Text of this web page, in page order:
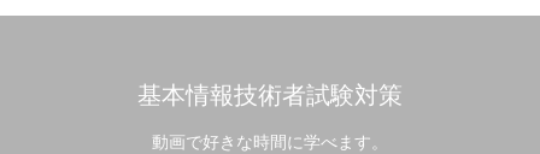
基本情報技術者試験対策
動画で好きな時間に学べます。